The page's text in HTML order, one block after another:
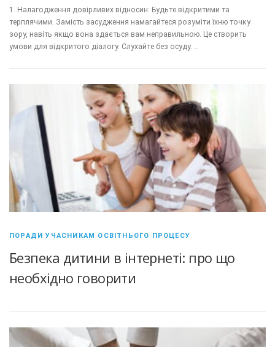
1. Налагодження довірливих відносин: Будьте відкритими та
терплячими. Замість засудження намагайтеся розуміти їхню точку
зору, навіть якщо вона здається вам неправильною. Це створить
умови для відкритого діалогу. Слухайте без осуду. …
ПОРАДИ УЧАСНИКАМ ОСВІТНЬОГО ПРОЦЕСУ
Безпека дитини в інтернеті: про що
необхідно говорити